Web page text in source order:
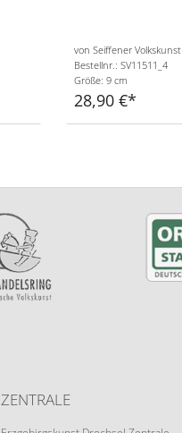
von Seiffener Volkskunst
Bestellnr.: SV11511_4
Größe: 9 cm
28,90 €
ZENTRALE